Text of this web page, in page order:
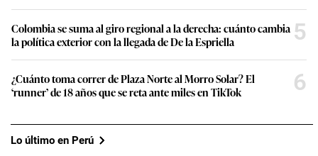
Colombia se suma al giro regional a la derecha: cuánto cambia
la política exterior con la llegada de De la Espriella
5
¿Cuánto toma correr de Plaza Norte al Morro Solar? El
‘runner’ de 18 años que se reta ante miles en TikTok
6
Lo último en Perú